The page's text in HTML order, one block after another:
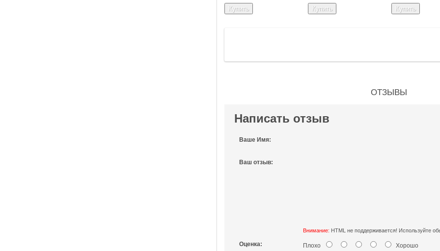
ОТЗЫВЫ
Написать отзыв
Ваше Имя:
Ваш отзыв:
Внимание: HTML не поддерживается! Используйте
Оценка: Плохо Хорошо